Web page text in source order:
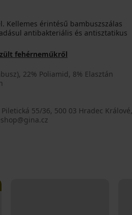
Kellemes érintésű bambuszszálas
antibakteriális és antisztatikus
fehérneműkről
22% Poliamid, 8% Elasztán
55/36, 500 03 Hradec Králové,